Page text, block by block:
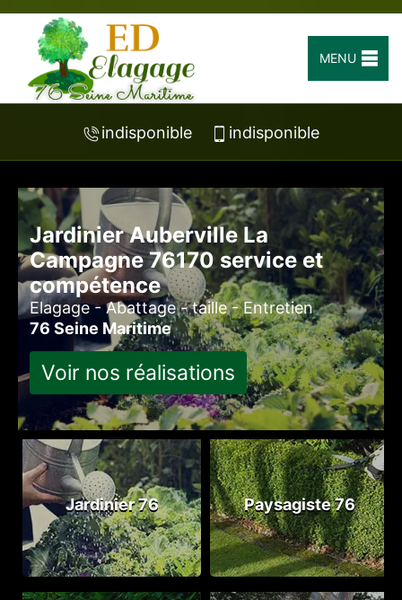
MENU
indisponible indisponible
Jardinier Auberville La
Campagne 76170 service et
compétence
Elagage - Abattage - taille - Entretien
76 Seine Maritime
Voir nos réalisations
Jardinier 76 Paysagiste 76